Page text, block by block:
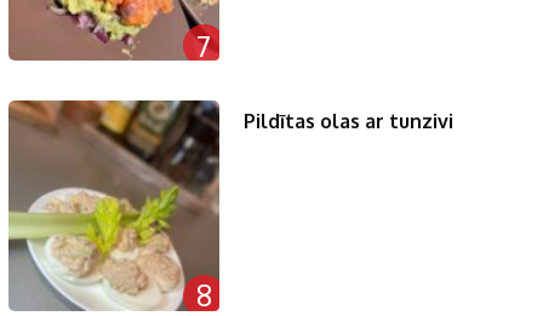
7
8
Pildītas olas ar tunzivi